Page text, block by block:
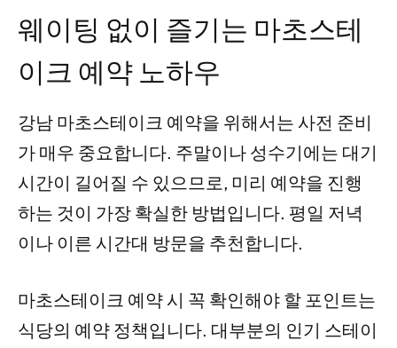
웨이팅 없이 즐기는 마초스테
이크 예약 노하우
강남 마초스테이크 예약을 위해서는 사전 준비
가 매우 중요합니다. 주말이나 성수기에는 대기
시간이 길어질 수 있으므로, 미리 예약을 진행
하는 것이 가장 확실한 방법입니다. 평일 저녁
이나 이른 시간대 방문을 추천합니다.
마초스테이크 예약 시 꼭 확인해야 할 포인트는
식당의 예약 정책입니다. 대부분의 인기 스테이